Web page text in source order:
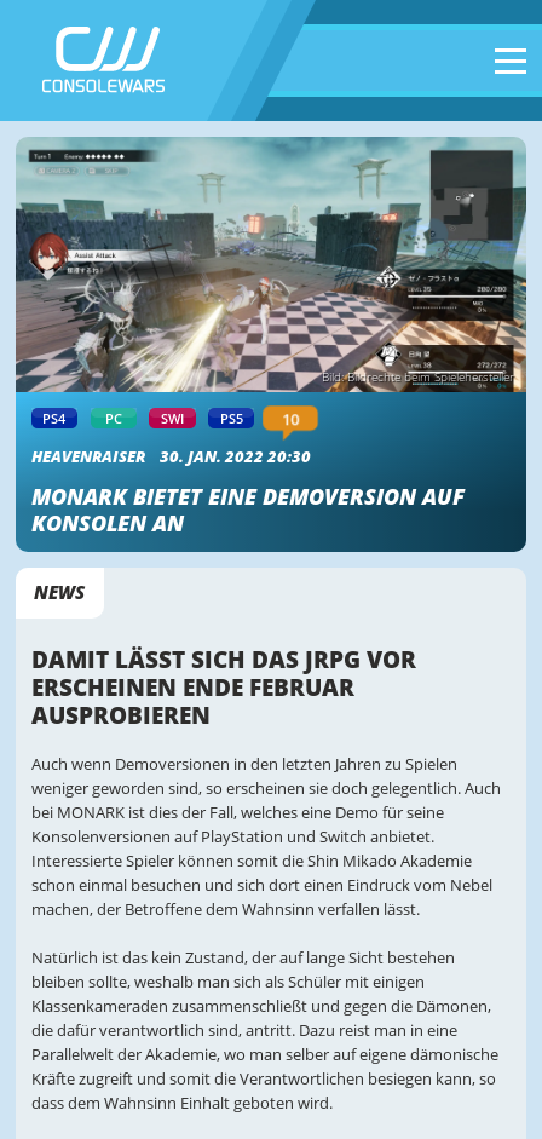
Bild: Bildrechte beim Spielehersteller
PS4 PC SWI PS5 10
HEAVENRAISER 30. JAN. 2022 20:30
MONARK BIETET EINE DEMOVERSION AUF
KONSOLEN AN
NEWS
DAMIT LÄSST SICH DAS JRPG VOR
ERSCHEINEN ENDE FEBRUAR
AUSPROBIEREN
Auch wenn Demoversionen in den letzten Jahren zu Spielen
weniger geworden sind, so erscheinen sie doch gelegentlich. Auch
bei MONARK ist dies der Fall, welches eine Demo für seine
Konsolenversionen auf PlayStation und Switch anbietet.
Interessierte Spieler können somit die Shin Mikado Akademie
schon einmal besuchen und sich dort einen Eindruck vom Nebel
machen, der Betroffene dem Wahnsinn verfallen lässt.
Natürlich ist das kein Zustand, der auf lange Sicht bestehen
bleiben sollte, weshalb man sich als Schüler mit einigen
Klassenkameraden zusammenschließt und gegen die Dämonen,
die dafür verantwortlich sind, antritt. Dazu reist man in eine
Parallelwelt der Akademie, wo man selber auf eigene dämonische
Kräfte zugreift und somit die Verantwortlichen besiegen kann, so
dass dem Wahnsinn Einhalt geboten wird.